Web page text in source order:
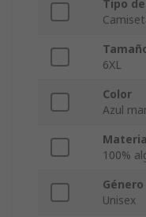
Tipo
6XL
Color
Azul
100%
Género
Unisex